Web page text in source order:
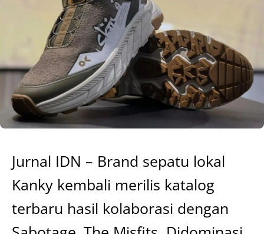
Jurnal IDN – Brand sepatu lokal
Kanky kembali merilis katalog
terbaru hasil kolaborasi dengan